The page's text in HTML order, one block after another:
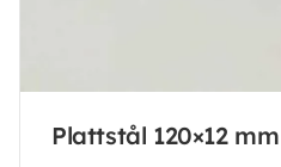
Plattstål 120×12 mm